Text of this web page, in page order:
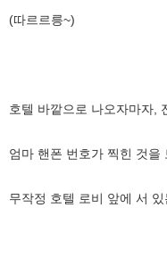
(따르르릉~)
호텔 바깥으로 나오자마자,
엄마 핸폰 번호가 찍힌 것을
무작정 호텔 로비 앞에 서